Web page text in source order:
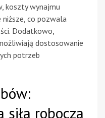
koszty wynajmu
niższe, co pozwala
Dodatkowo,
dostosowanie
potrzeb
robocza